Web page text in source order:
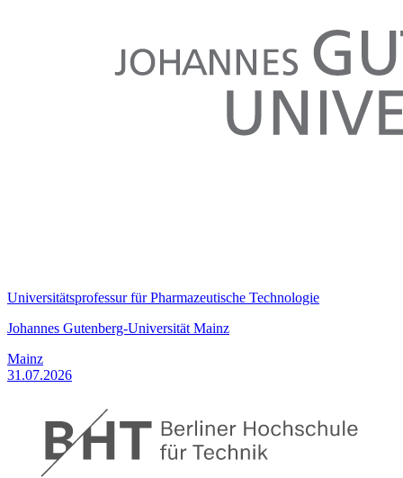
Universitätsprofessur für Pharmazeutische Technologie
Johannes Gutenberg-Universität Mainz
Mainz
31.07.2026